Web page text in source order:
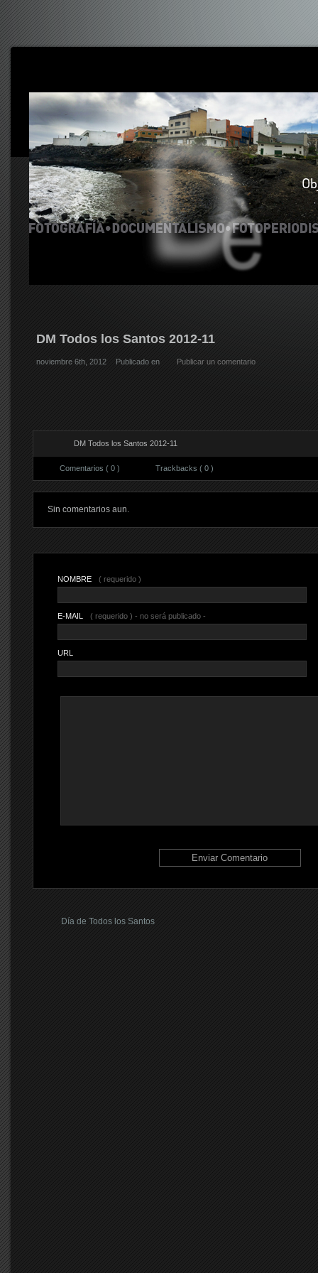
DM Todos los Santos 2012-11
noviembre 6th, 2012 Publicado en Publicar un comentario
DM Todos los Santos 2012-11
Comentarios ( 0 ) Trackbacks ( 0 )
Sin comentarios aun.
NOMBRE ( requerido )
E-MAIL ( requerido ) - no será publicado -
URL
Día de Todos los Santos